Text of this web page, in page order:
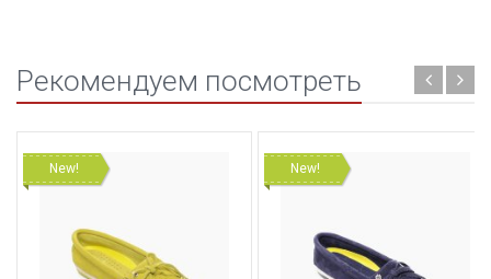
Рекомендуем посмотреть
New! New!